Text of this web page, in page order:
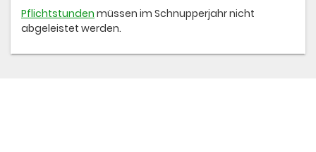
Pflichtstunden müssen im Schnupperjahr nicht
abgeleistet werden.